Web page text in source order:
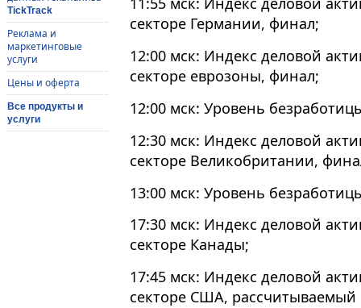
TickTrack
Реклама и
маркетинговые
услуги
Цены и оферта
Все продукты и
услуги
секторе Германии, финал;
12:00 мск: Индекс деловой
секторе еврозоны, финал;
12:00 мск: Уровень
12:30 мск: Индекс деловой
секторе Великобритании,
13:00 мск: Уровень
17:30 мск: Индекс деловой
секторе Канады;
17:45 мск: Индекс деловой
секторе США,